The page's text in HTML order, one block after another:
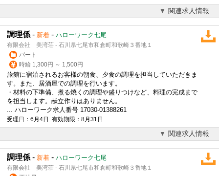
関連求人情報
調理係 - 新着 - ハローワーク七尾
有限会社 美湾荘 - 石川県七尾市和倉町和歌崎３番地１
パート
時給 1,300円 ～ 1,500円
旅館に宿泊されるお客様の朝食、夕食の調理を担当していただきま
す。また、居酒屋での調理を行います。
・材料の下準備、煮る焼くの調理や盛りつけなど、料理の完成まで
を担当します。献立作りはありません。
... ハローワーク求人番号 17030-01388261
受理日：6月4日 有効期限：8月31日
関連求人情報
調理係 - 新着 - ハローワーク七尾
有限会社 美湾荘 - 石川県七尾市和倉町和歌崎３番地１